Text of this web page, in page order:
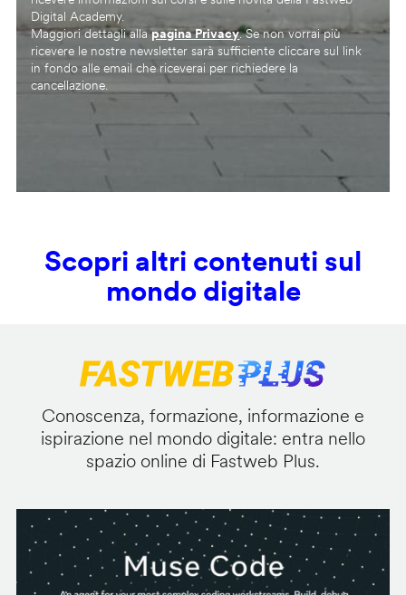
Digital Academy.
Maggiori dettagli allapagina Privacy. Se non vorrai più
ricevere le nostre newsletter sarà sufficiente cliccare sul link
in fondo alle email che riceverai per richiedere la
cancellazione.
Scopri altri contenuti sul
mondo digitale
Conoscenza, formazione, informazione e
ispirazione nel mondo digitale: entra nello
spazio online di Fastweb Plus.